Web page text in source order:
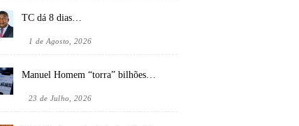
TC dá 8 dias…
1 de Agosto, 2026
Manuel Homem “torra” bilhões…
23 de Julho, 2026